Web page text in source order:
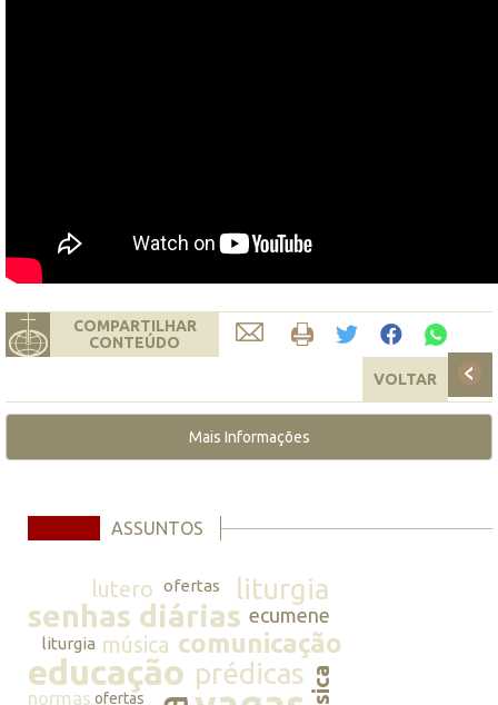
COMPARTILHAR
CONTEÚDO
VOLTAR
Mais Informações
ASSUNTOS
lutero ofertas liturgia
senhas diárias ecumene
liturgia música comunicação
educação prédicas
normas ofertas